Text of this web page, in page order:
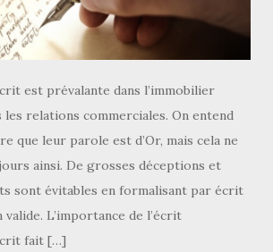
est prévalante dans l’immobilier
les relations commerciales. On entend
que leur parole est d’Or, mais cela ne
ainsi. De grosses déceptions et
sont évitables en formalisant par écrit
valide. L’importance de l’écrit
fait […]